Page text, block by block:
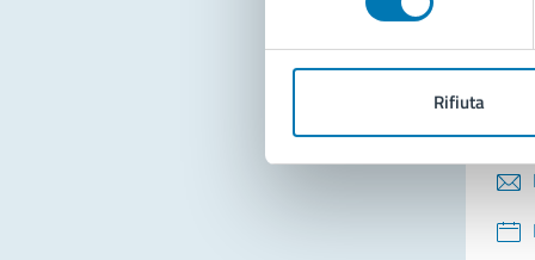
Rifiuta